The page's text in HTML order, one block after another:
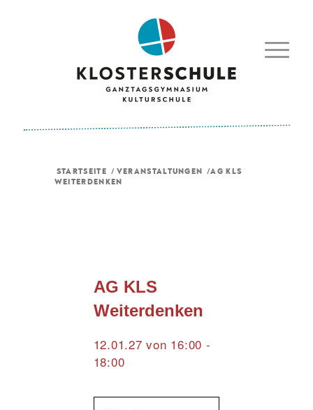
STARTSEITE / VERANSTALTUNGEN /AG KLS
WEITERDENKEN
AG KLS
Weiterdenken
12.01.27 von 16:00 -
18:00